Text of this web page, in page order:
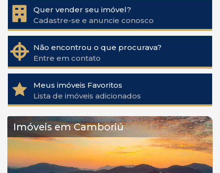
Quer vender seu imóvel?
Cadastre-se e anuncie conosco
Não encontrou o que procurava?
Entre em contato
Meus imóveis Favoritos
Lista de imóveis adicionados
Imóveis em Camboriú